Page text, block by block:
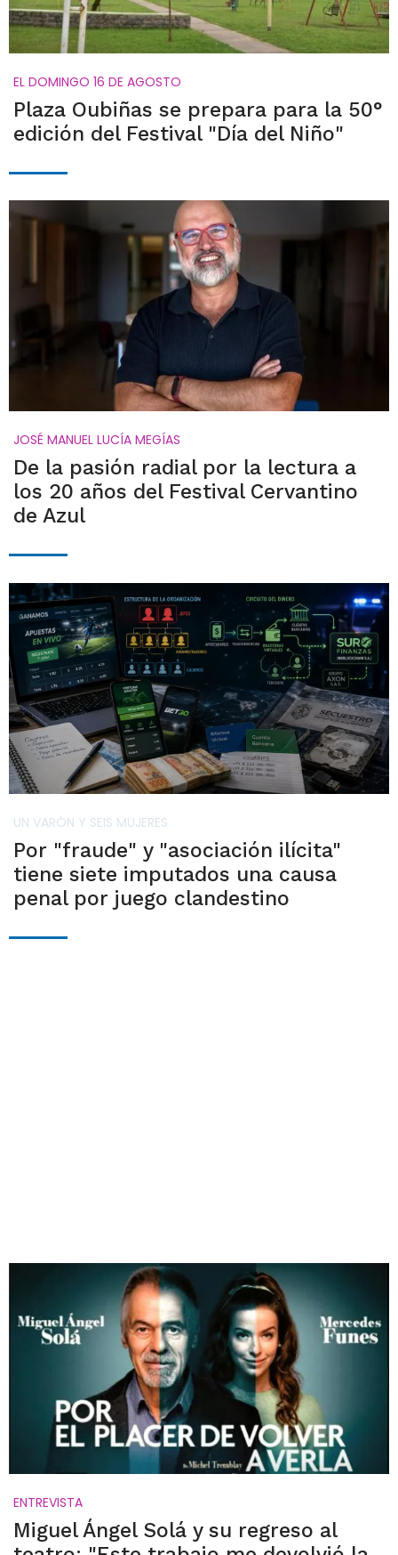
EL DOMINGO 16 DE AGOSTO
Plaza Oubiñas se prepara para la 50°
edición del Festival "Día del Niño"
JOSÉ MANUEL LUCÍA MEGÍAS
De la pasión radial por la lectura a
los 20 años del Festival Cervantino
de Azul
UN VARÓN Y SEIS MUJERES
Por "fraude" y "asociación ilícita"
tiene siete imputados una causa
penal por juego clandestino
ENTREVISTA
Miguel Ángel Solá y su regreso al